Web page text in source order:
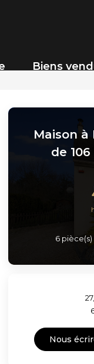
Biens
Maison à
de 106
6 pièce(s)
Nous